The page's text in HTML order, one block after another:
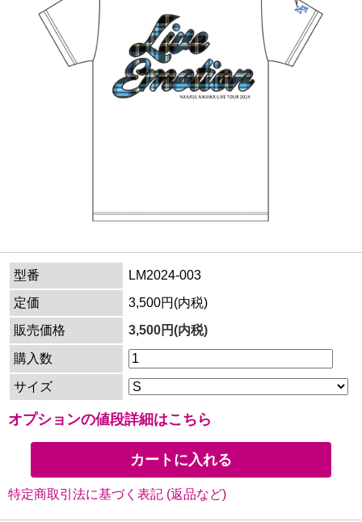
型番
LM2024-003
定価
3,500円(内税)
販売価格
3,500円(内税)
購入数
サイズ
オプションの値段詳細はこちら
特定商取引法に基づく表記 (返品など)